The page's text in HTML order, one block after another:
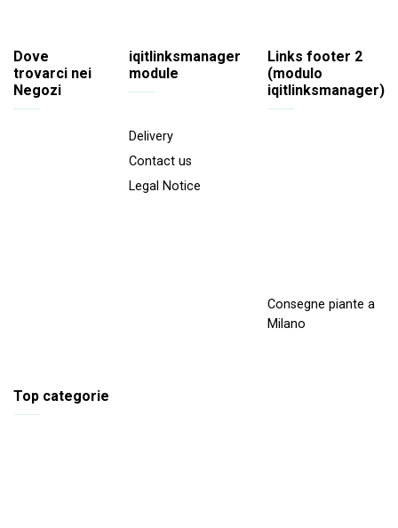
Dove
trovarci nei
Negozi
iqitlinksmanager
module
Delivery
Contact us
Legal Notice
Links footer 2
(modulo
iqitlinksmanager)
Consegne piante a
Milano
Top categorie